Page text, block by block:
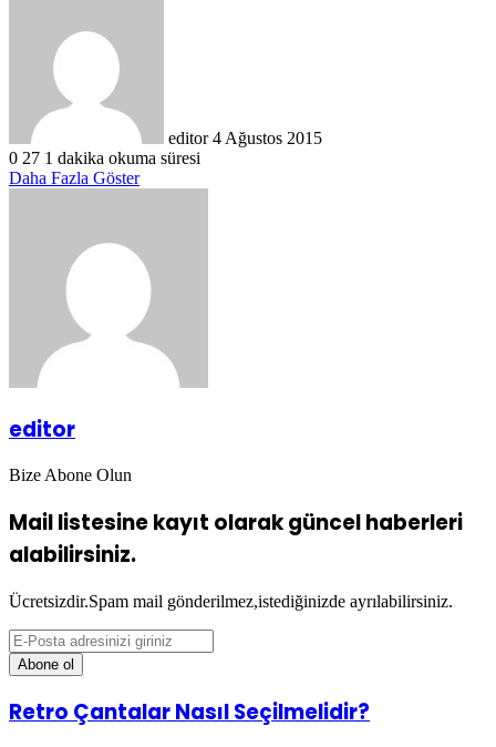
editor 4 Ağustos 2015
0 27 1 dakika okuma süresi
Daha Fazla Göster
editor
Bize Abone Olun
Mail listesine kayıt olarak güncel haberleri
alabilirsiniz.
Ücretsizdir.Spam mail gönderilmez,istediğinizde ayrılabilirsiniz.
E-
Posta
adresinizi
Retro
Çantalar
Retro Çantalar Nasıl Seçilmelidir?